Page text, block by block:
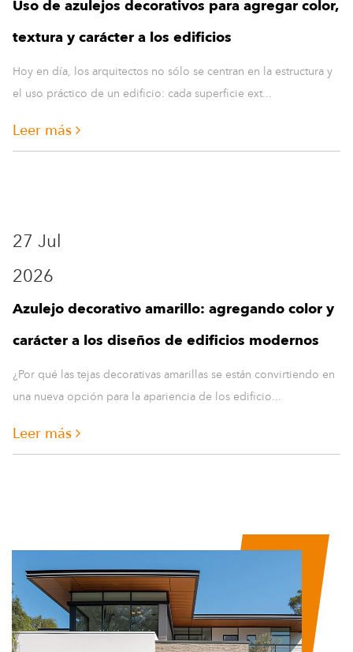
2026
Azulejo decorativo amarillo: agregando color y
carácter a los diseños de edificios modernos
¿Por qué las tejas decorativas amarillas se están convirtiendo en
una nueva opción para la apariencia de los edificio...
24 Jul
2026
Teja de resina de China: conceptos prácticos de
instalación para uso a largo plazo
En muchas obras de construcción en China, las tejas de resina ya
no se consideran una nueva opción. Se están convirti...
20 Jul
2026